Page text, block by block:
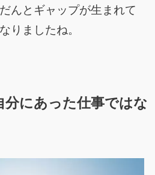
んとギャップが生まれて
りましたね。
にあった仕事ではな